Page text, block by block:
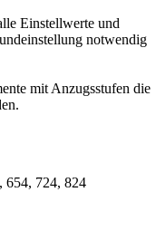
Einstellwerte und
notwendig
mit Anzugsstufen die
654, 724, 824